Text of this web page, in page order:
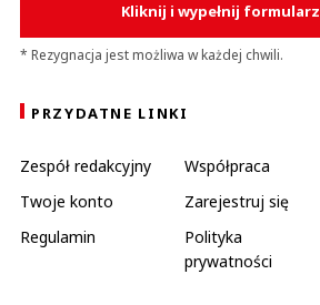
Kliknij i wypełnij formularz
* Rezygnacja jest możliwa w każdej chwili.
PRZYDATNE LINKI
Zespół redakcyjny Współpraca
Twoje konto
Zarejestruj się
Regulamin
Polityka
prywatności